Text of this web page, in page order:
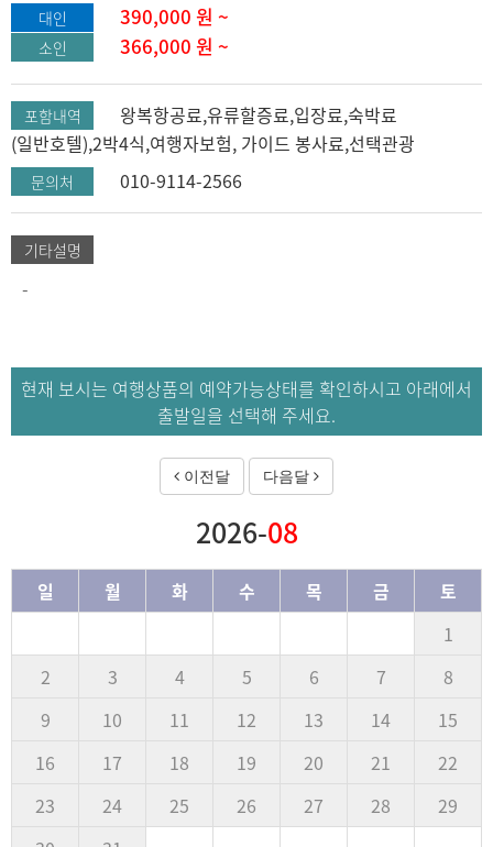
대인 390,000 원 ~
소인 366,000 원 ~
포함내역
왕복항공료,유류할증료,입장료,숙박료
(일반호텔),2박4식,여행자보험, 가이드 봉사료,선택관광
문의처 010-9114-2566
기타설명
-
현재 보시는 여행상품의 예약가능상태를 확인하시고 아래에서
출발일을 선택해 주세요.
이전달 다음달
2026-08
일 월 화 수 목 금
토
1
2
3 4 5 6 7
8
9
10 11 12 13 14
15
16
17 18 19 20 21
22
23
24 25 26 27 28
29